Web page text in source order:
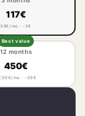
117€
39€/mo · -3€
Best value
12 months
450€
mo · -30€